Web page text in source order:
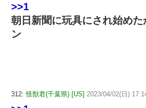
>>1
朝日新聞に玩具にされ始めた
ン
312:怪獣君(千葉県) [US] 2023/04/02(日)